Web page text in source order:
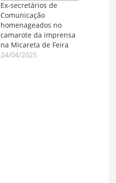
Ex-secretários de
Comunicação
homenageados no
camarote da imprensa
na Micareta de Feira
24/04/2025